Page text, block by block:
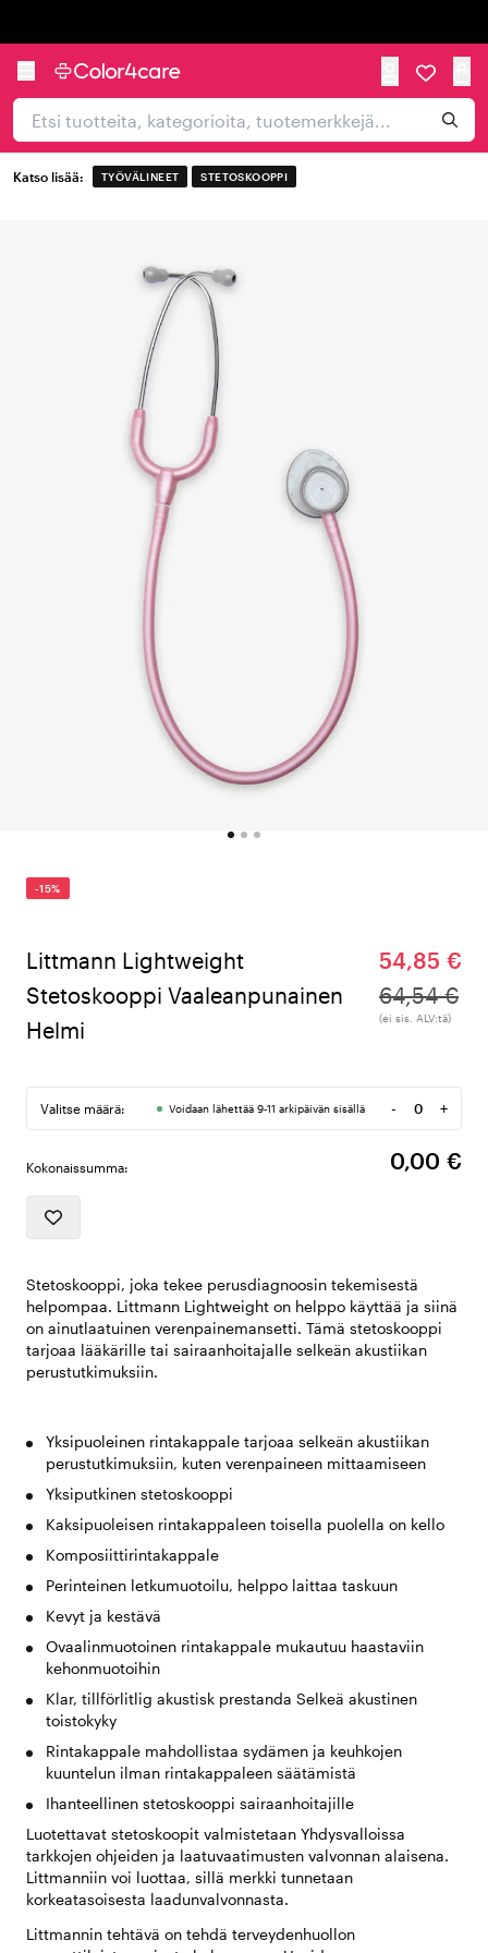
Katso lisää: TYÖVÄLINEET STETOSKOOPPI
-15%
Littmann Lightweight
Stetoskooppi Vaaleanpunainen
Helmi
54,85 €
64,54 €
(ei sis. ALV:tä)
Valitse määrä: Voidaan lähettää 9-11 arkipäivän sisällä -
Määrä
+
Kokonaissumma: 0,00 €
Stetoskooppi, joka tekee perusdiagnoosin tekemisestä
helpompaa. Littmann Lightweight on helppo käyttää ja siinä
on ainutlaatuinen verenpainemansetti. Tämä stetoskooppi
tarjoaa lääkärille tai sairaanhoitajalle selkeän akustiikan
perustutkimuksiin.
Yksipuoleinen rintakappale tarjoaa selkeän akustiikan
perustutkimuksiin, kuten verenpaineen mittaamiseen
Yksiputkinen stetoskooppi
Kaksipuoleisen rintakappaleen toisella puolella on kello
Komposiittirintakappale
Perinteinen letkumuotoilu, helppo laittaa taskuun
Kevyt ja kestävä
Ovaalinmuotoinen rintakappale mukautuu haastaviin
kehonmuotoihin
Klar, tillförlitlig akustisk prestanda Selkeä akustinen
toistokyky
Rintakappale mahdollistaa sydämen ja keuhkojen
kuuntelun ilman rintakappaleen säätämistä
Ihanteellinen stetoskooppi sairaanhoitajille
Luotettavat stetoskoopit valmistetaan Yhdysvalloissa
tarkkojen ohjeiden ja laatuvaatimusten valvonnan alaisena.
Littmanniin voi luottaa, sillä merkki tunnetaan
korkeatasoisesta laadunvalvonnasta.
Littmannin tehtävä on tehdä terveydenhuollon